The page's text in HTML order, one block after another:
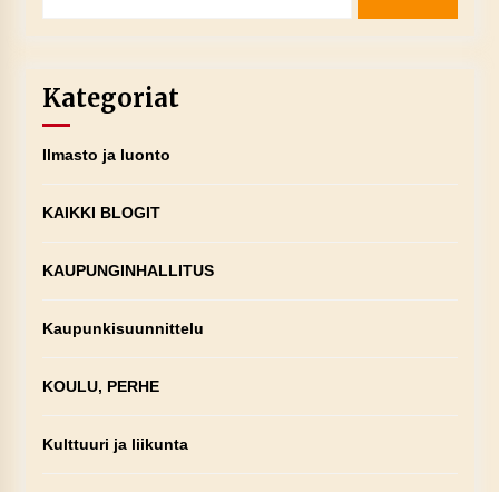
Kategoriat
Ilmasto ja luonto
KAIKKI BLOGIT
KAUPUNGINHALLITUS
Kaupunkisuunnittelu
KOULU, PERHE
Kulttuuri ja liikunta